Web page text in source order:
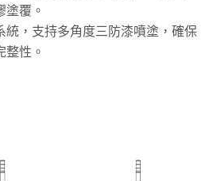
覆。
統，支持多角度三防漆噴塗，確保
整性。